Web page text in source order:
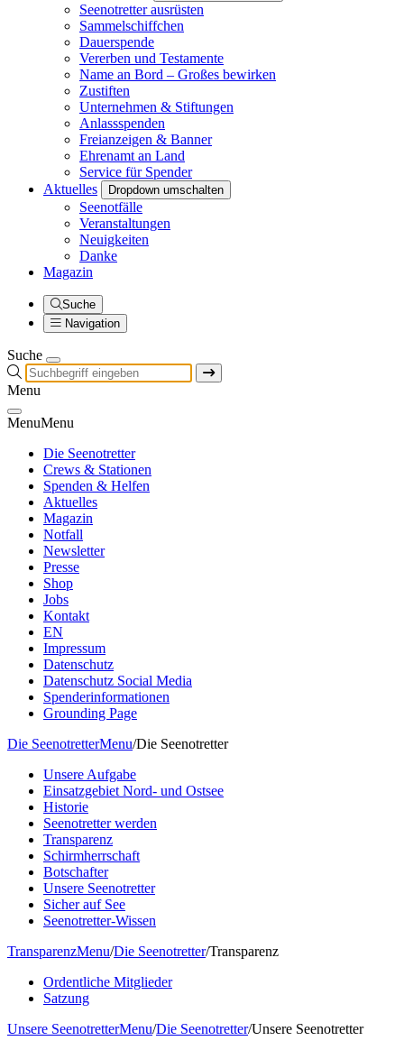
Seenotretter ausrüsten
Sammelschiffchen
Dauerspende
Vererben und Testamente
Name an Bord – Großes bewirken
Zustiften
Unternehmen & Stiftungen
Anlassspenden
Freianzeigen & Banner
Ehrenamt an Land
Service für Spender
Aktuelles
Dropdown umschalten
Seenotfälle
Veranstaltungen
Neuigkeiten
Danke
Magazin
Suche
Navigation
Suche
Menu
MenuMenu
Die Seenotretter
Crews & Stationen
Spenden & Helfen
Aktuelles
Magazin
Notfall
Newsletter
Presse
Shop
Jobs
Kontakt
EN
Impressum
Datenschutz
Datenschutz Social Media
Spenderinformationen
Grounding Page
Die SeenotretterMenu/Die Seenotretter
Unsere Aufgabe
Einsatzgebiet Nord- und Ostsee
Historie
Seenotretter werden
Transparenz
Schirmherrschaft
Botschafter
Unsere Seenotretter
Sicher auf See
Seenotretter-Wissen
TransparenzMenu/Die Seenotretter/Transparenz
Ordentliche Mitglieder
Satzung
Unsere SeenotretterMenu/Die Seenotretter/Unsere Seenotretter